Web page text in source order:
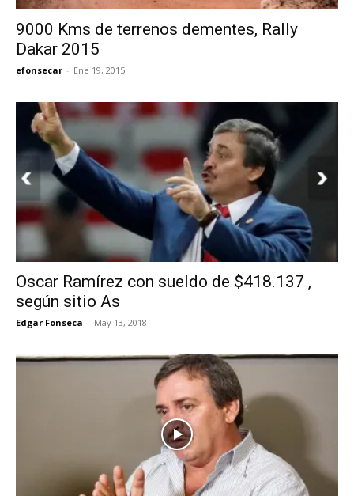
9000 Kms de terrenos dementes, Rally
Dakar 2015
efonsecar - Ene 19, 2015
Oscar Ramírez con sueldo de $418.137 ,
según sitio As
Edgar Fonseca - May 13, 2018